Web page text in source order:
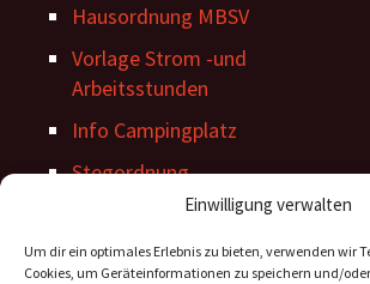
Einwilligung verwalten
Um dir ein optimales Erlebnis zu bieten, verwenden wir
Cookies, um Geräteinformationen zu speichern und/
Hausordnung MBSV
Vorlage Strom -und
Arbeitsstunden
Info Campingplatz
Stegordnung